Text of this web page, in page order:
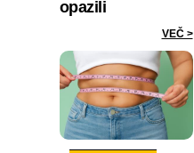
opazili
VEČ >